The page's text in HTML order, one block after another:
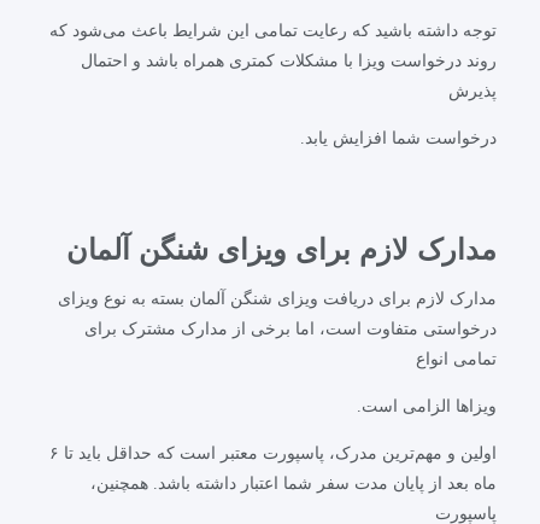
توجه داشته باشید که رعایت تمامی این شرایط باعث می‌شود که
روند درخواست ویزا با مشکلات کمتری همراه باشد و احتمال
پذیرش
درخواست شما افزایش یابد.
مدارک لازم برای ویزای شنگن آلمان
مدارک لازم برای دریافت ویزای شنگن آلمان بسته به نوع ویزای
درخواستی متفاوت است، اما برخی از مدارک مشترک برای
تمامی انواع
ویزاها الزامی است.
اولین و مهم‌ترین مدرک، پاسپورت معتبر است که حداقل باید تا ۶
ماه بعد از پایان مدت سفر شما اعتبار داشته باشد. همچنین،
پاسپورت